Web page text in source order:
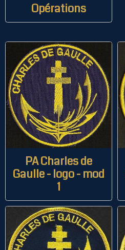
Opérations
PA Charles de
Gaulle - logo - mod
1